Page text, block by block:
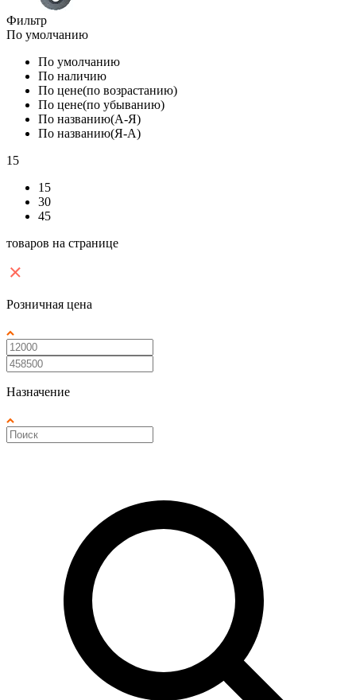
Фильтр
По умолчанию
По умолчанию
По наличию
По цене(по возрастанию)
По цене(по убыванию)
По названию(А-Я)
По названию(Я-А)
15
15
30
45
товаров на странице
Розничная цена
Назначение